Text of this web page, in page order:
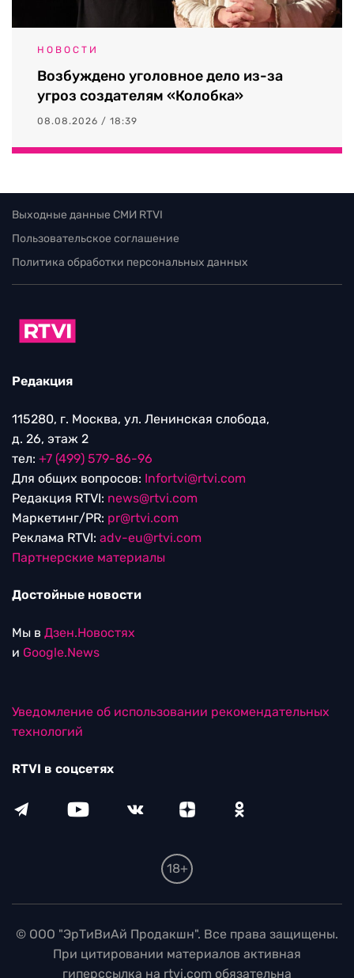
НОВОСТИ
Возбуждено уголовное дело из-за
угроз создателям «Колобка»
08.08.2026 / 18:39
Выходные данные СМИ RTVI
Пользовательское соглашение
Политика обработки персональных данных
Редакция
115280, г. Москва, ул. Ленинская слобода,
д. 26, этаж 2
тел: +7 (499) 579-86-96
Для общих вопросов: Infortvi@rtvi.com
Редакция RTVI: news@rtvi.com
Маркетинг/PR: pr@rtvi.com
Реклама RTVI: adv-eu@rtvi.com
Партнерские материалы
Достойные новости
Мы в Дзен.Новостях
и Google.News
Уведомление об использовании рекомендательных
технологий
RTVI в соцсетях
18+
© ООО "ЭрТиВиАй Продакшн". Все права защищены.
При цитировании материалов активная
гиперссылка на rtvi.com обязательна